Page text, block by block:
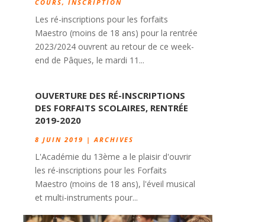
COURS, INSCRIPTION
Les ré-inscriptions pour les forfaits
Maestro (moins de 18 ans) pour la rentrée
2023/2024 ouvrent au retour de ce week-
end de Pâques, le mardi 11...
OUVERTURE DES RÉ-INSCRIPTIONS
DES FORFAITS SCOLAIRES, RENTRÉE
2019-2020
8 JUIN 2019 |ARCHIVES
L'Académie du 13ème a le plaisir d'ouvrir
les ré-inscriptions pour les Forfaits
Maestro (moins de 18 ans), l'éveil musical
et multi-instruments pour...